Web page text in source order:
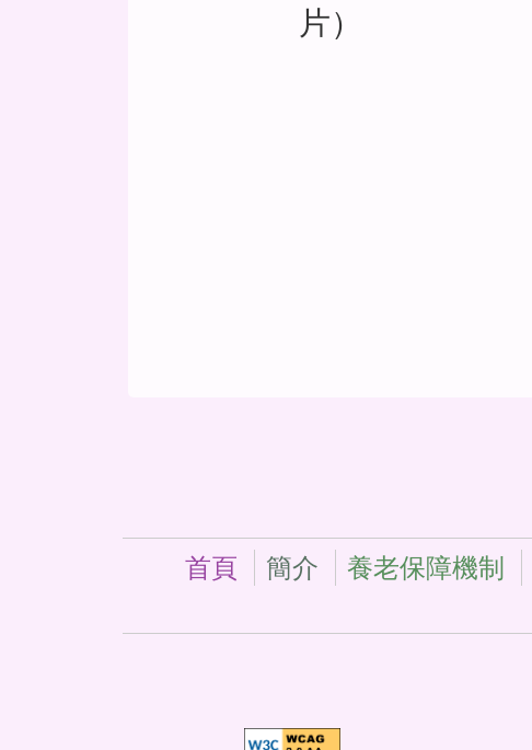
片）
首頁 簡介 養老保障機制